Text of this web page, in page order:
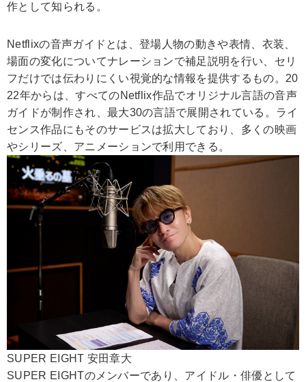
作として知られる。
Netflixの音声ガイドとは、登場人物の動きや表情、衣装、
場面の変化についてナレーションで補足説明を行い、セリ
フだけでは伝わりにくい視覚的な情報を提供するもの。20
22年からは、すべてのNetflix作品でオリジナル言語の音声
ガイドが制作され、最大30の言語で展開されている。ライ
センス作品にもそのサービスは拡大しており、多くの映画
やシリーズ、アニメーションで利用できる。
SUPER EIGHT 安田章大
SUPER EIGHTのメンバーであり、アイドル・俳優として